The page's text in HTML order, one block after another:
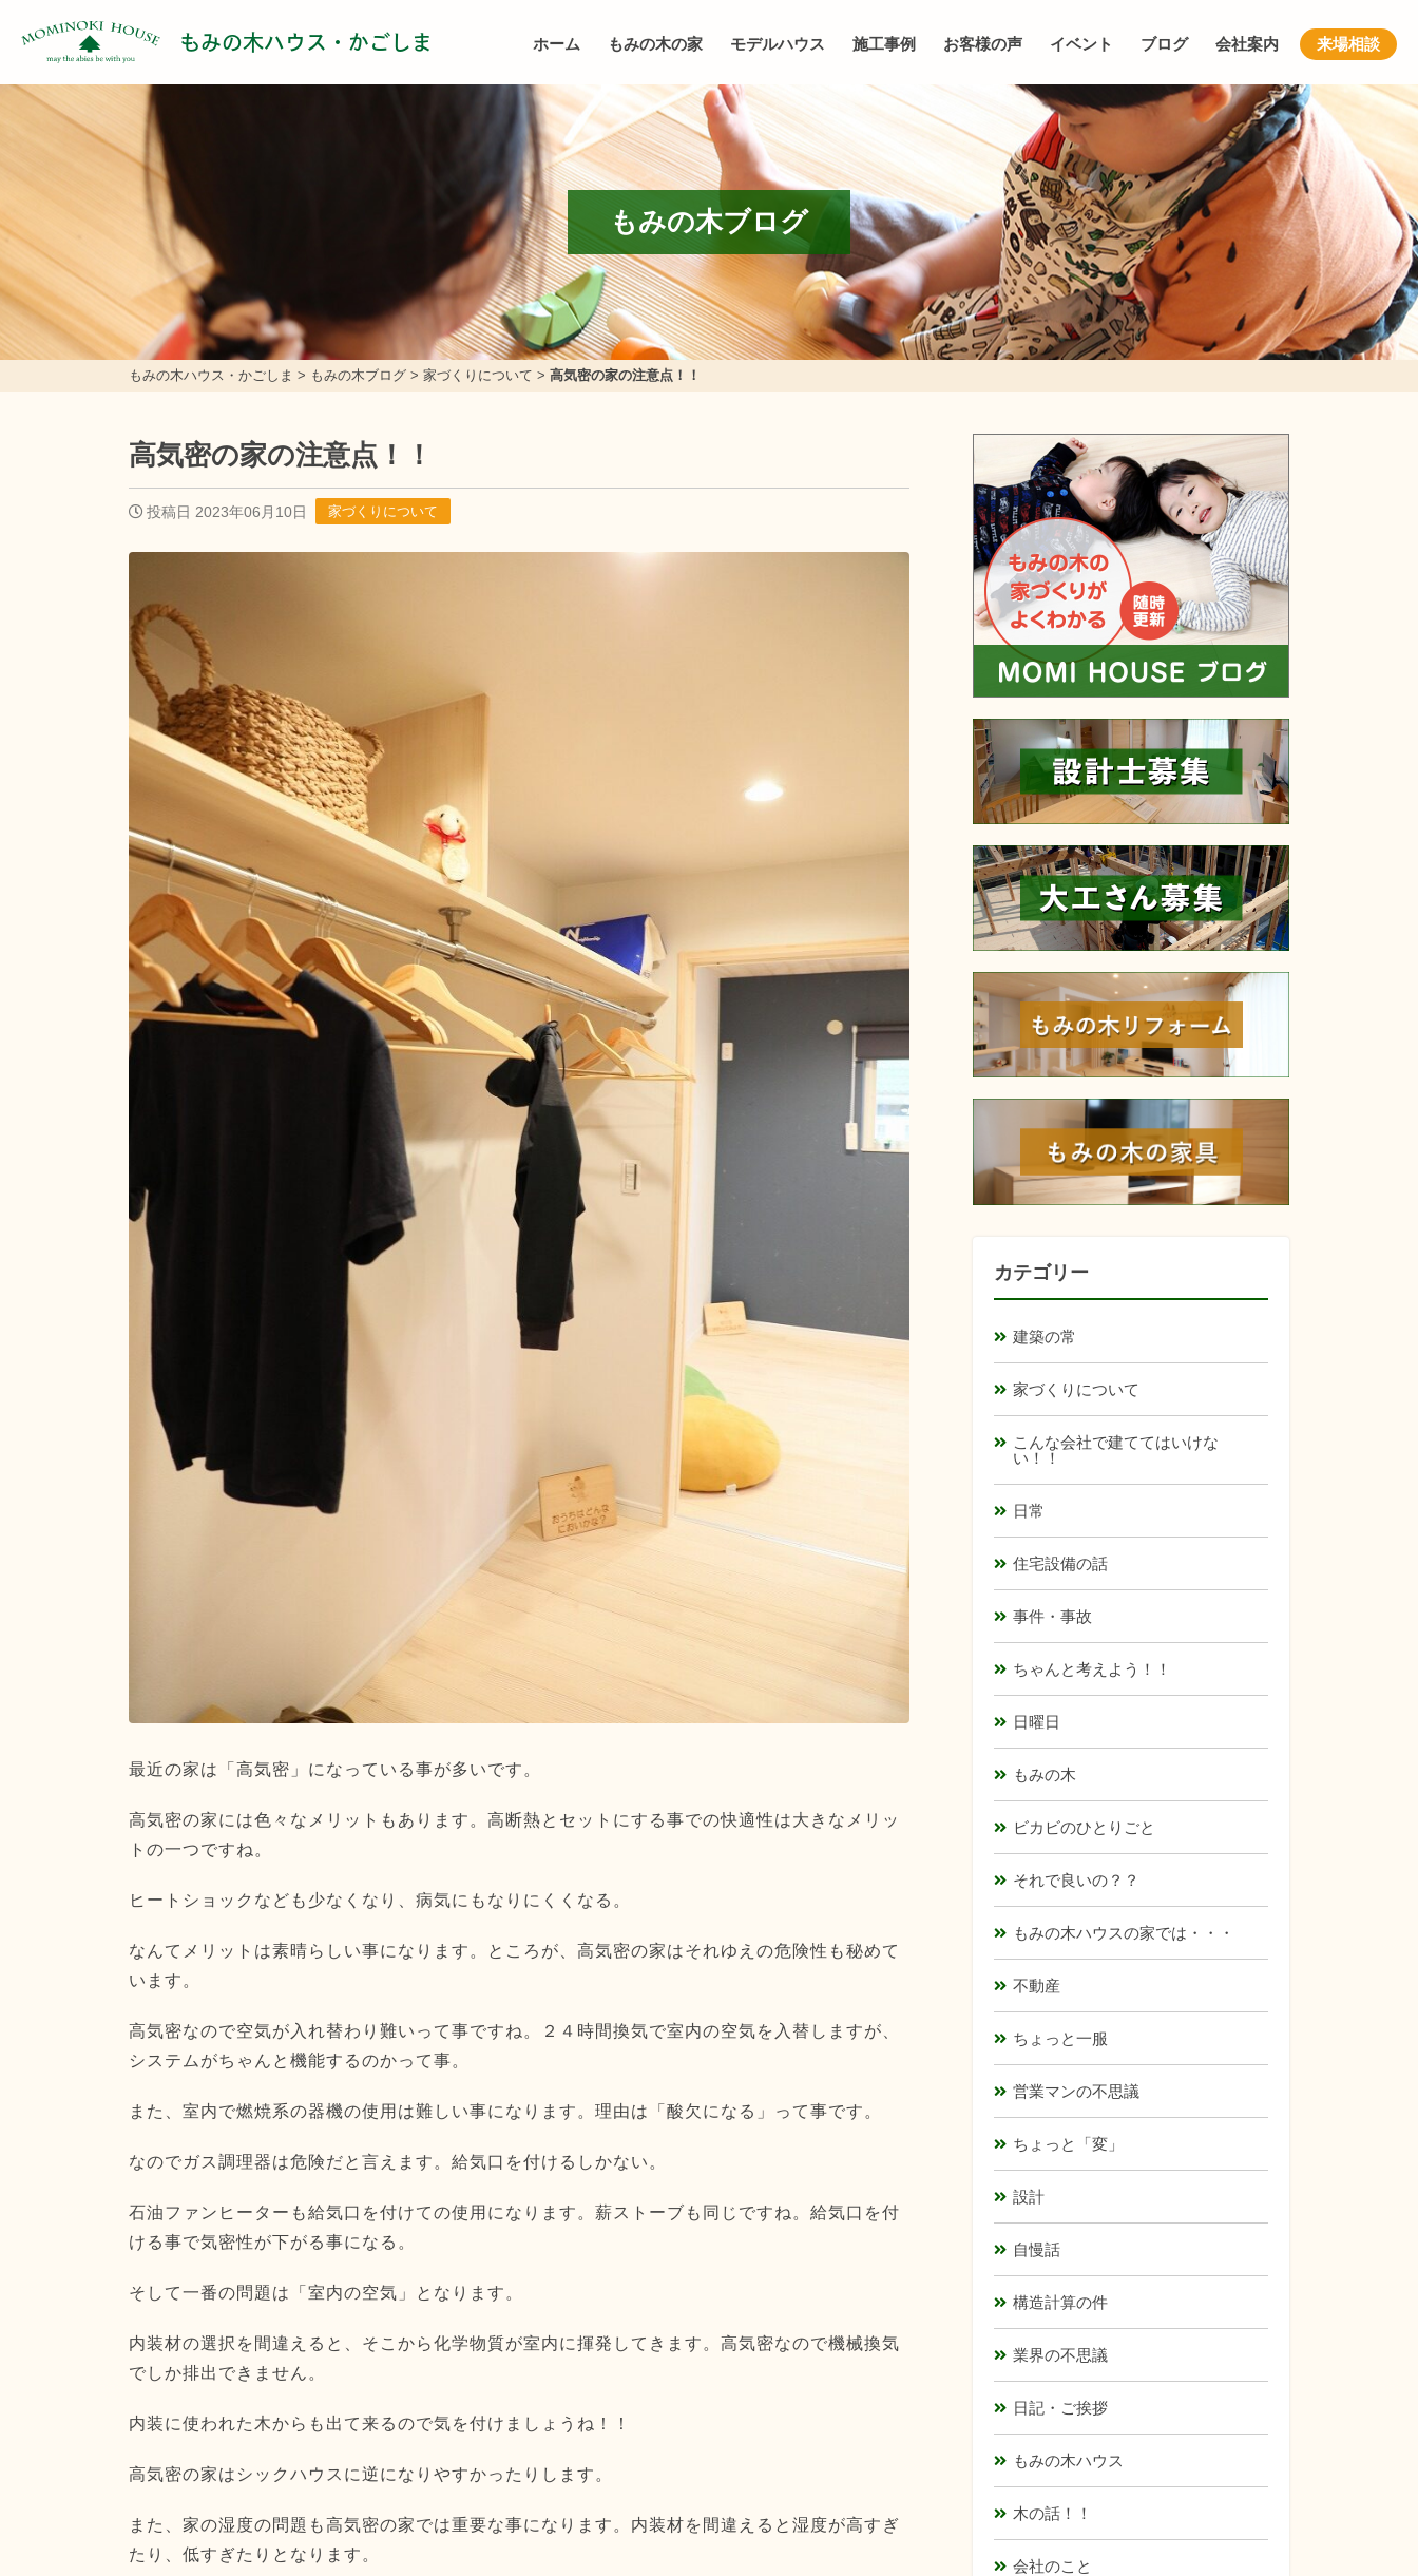
もみの木ハウス・かごしま ホーム もみの木の家 モデルハウス 施工事例 お客様の声 イベント ブログ 会社案内 来場相談
もみの木ブログ
もみの木ハウス・かごしま > もみの木ブログ > 家づくりについて > 高気密の家の注意点！！
高気密の家の注意点！！
投稿日 2023年06月10日 家づくりについて
最近の家は「高気密」になっている事が多いです。
高気密の家には色々なメリットもあります。高断熱とセットにする事での快適性は大きなメリッ
トの一つですね。
ヒートショックなども少なくなり、病気にもなりにくくなる。
なんてメリットは素晴らしい事になります。ところが、高気密の家はそれゆえの危険性も秘めて
います。
高気密なので空気が入れ替わり難いって事ですね。２４時間換気で室内の空気を入替しますが、
システムがちゃんと機能するのかって事。
また、室内で燃焼系の器機の使用は難しい事になります。理由は「酸欠になる」って事です。
なのでガス調理器は危険だと言えます。給気口を付けるしかない。
石油ファンヒーターも給気口を付けての使用になります。薪ストーブも同じですね。給気口を付
ける事で気密性が下がる事になる。
そして一番の問題は「室内の空気」となります。
内装材の選択を間違えると、そこから化学物質が室内に揮発してきます。高気密なので機械換気
でしか排出できません。
内装に使われた木からも出て来るので気を付けましょうね！！
高気密の家はシックハウスに逆になりやすかったりします。
また、家の湿度の問題も高気密の家では重要な事になります。内装材を間違えると湿度が高すぎ
たり、低すぎたりとなります。
カテゴリー
建築の常
家づくりについて
こんな会社で建ててはいけな
い！！
日常
住宅設備の話
事件・事故
ちゃんと考えよう！！
日曜日
もみの木
ビカビのひとりごと
それで良いの？？
もみの木ハウスの家では・・・
不動産
ちょっと一服
営業マンの不思議
ちょっと「変」
設計
自慢話
構造計算の件
業界の不思議
日記・ご挨拶
もみの木ハウス
木の話！！
会社のこと